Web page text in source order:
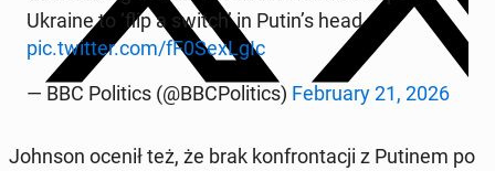
Ukraine to ‘flip a switch’ in Putin’s head
pic.twitter.com/fF0SexLgIc
— BBC Po­li­tics (@BBC­Po­li­tics) Fe­bru­ary 21, 2026
Johnson ocenił też, że brak kon­fron­ta­cji z Putinem po